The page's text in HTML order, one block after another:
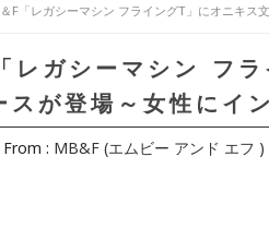
F「レガシーマシン フライングT」にオニキス
レガシーマシン フ
スが登場～女性にイ
: MB&F (エムビー アンド エフ )